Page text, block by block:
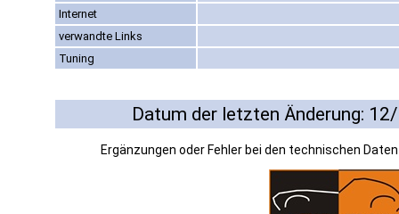
Internet
verwandte Links
Tuning
Datum der letzten Änderung:
Ergänzungen oder Fehler bei den technischen